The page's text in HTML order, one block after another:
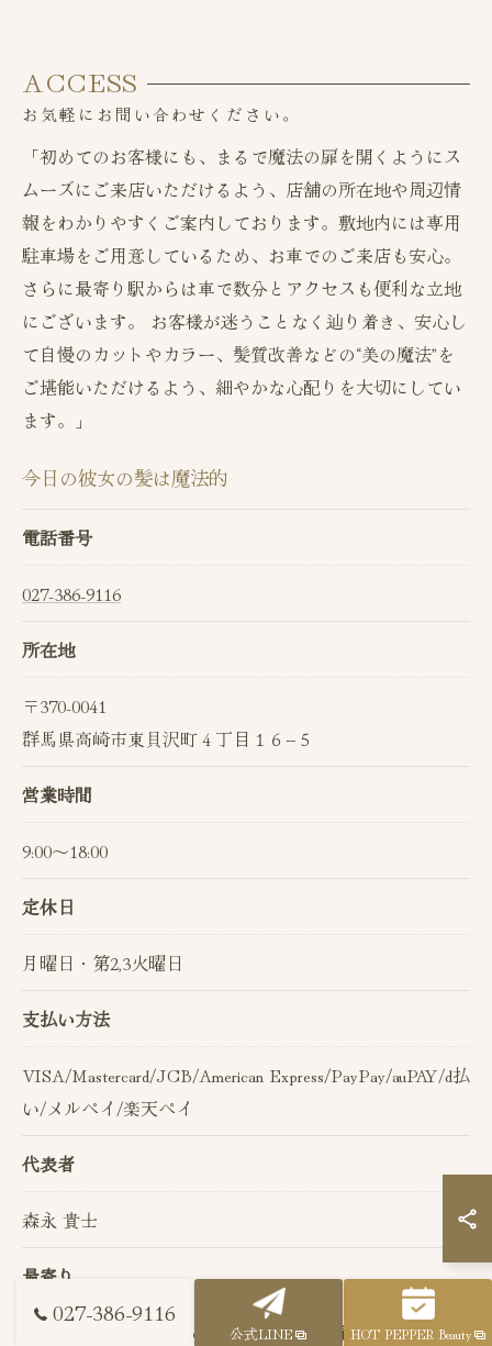
お気軽にお問い合わせください。
ACCESS
「初めてのお客様にも、まるで魔法の扉を開くようにス
ムーズにご来店いただけるよう、店舗の所在地や周辺情
報をわかりやすくご案内しております。敷地内には専用
駐車場をご用意しているため、お車でのご来店も安心。
さらに最寄り駅からは車で数分とアクセスも便利な立地
にございます。 お客様が迷うことなく辿り着き、安心し
て自慢のカットやカラー、髪質改善などの“美の魔法”を
ご堪能いただけるよう、細やかな心配りを大切にしてい
ます。」
今日の彼女の髪は魔法的
電話番号
027-386-9116
所在地
〒370-0041
群馬県高崎市東貝沢町４丁目１６−５
営業時間
9:00～18:00
定休日
月曜日・第2,3火曜日
支払い方法
VISA/Mastercard/JCB/American Express/PayPay/auPAY/d払
い/メルペイ/楽天ペイ
代表者
森永 貴士
最寄り
JR井野駅から車で約5分【駐車場6台完備】
027-386-9116
公式LINE HOT PEPPER Beauty